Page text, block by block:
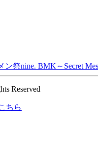
ン祭nine. BMK～Secret
Reserved